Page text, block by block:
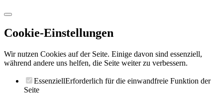
Cookie-Einstellungen
Wir nutzen Cookies auf der Seite. Einige davon sind essenziell,
während andere uns helfen, die Seite weiter zu verbessern.
EssenziellErforderlich für die einwandfreie Funktion der
Seite